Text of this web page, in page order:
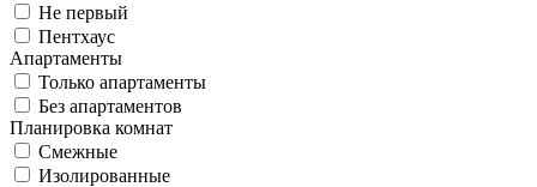
Не первый
Пентхаус
Апартаменты
Только апартаменты
Без апартаментов
Планировка комнат
Смежные
Изолированные